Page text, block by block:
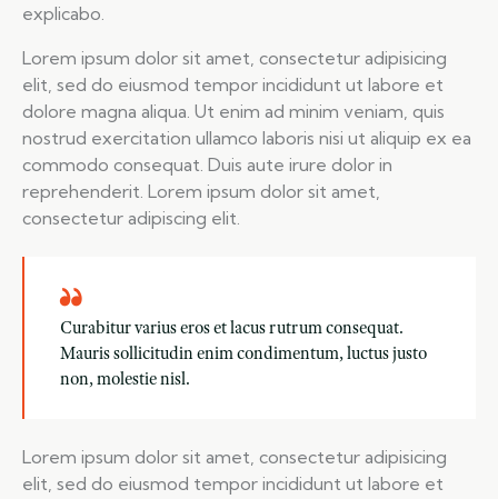
explicabo.
Lorem ipsum dolor sit amet, consectetur adipisicing
elit, sed do eiusmod tempor incididunt ut labore et
dolore magna aliqua. Ut enim ad minim veniam, quis
nostrud exercitation ullamco laboris nisi ut aliquip ex ea
commodo consequat. Duis aute irure dolor in
reprehenderit. Lorem ipsum dolor sit amet,
consectetur adipiscing elit.
Curabitur varius eros et lacus rutrum consequat.
Mauris sollicitudin enim condimentum, luctus justo
non, molestie nisl.
Lorem ipsum dolor sit amet, consectetur adipisicing
elit, sed do eiusmod tempor incididunt ut labore et